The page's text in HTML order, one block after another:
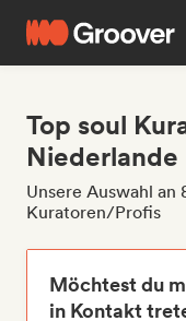
Top soul
Niederlande
Unsere Auswahl an
Kuratoren/Profis
Möchtest du
in Kontakt